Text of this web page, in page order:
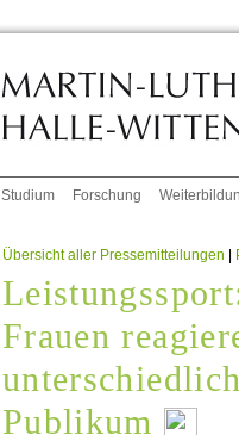
Studium Forschung
Übersicht aller Pressemitteilungen |
Frauen
Publikum